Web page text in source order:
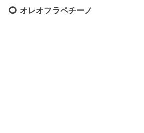
オレオフラペチーノ